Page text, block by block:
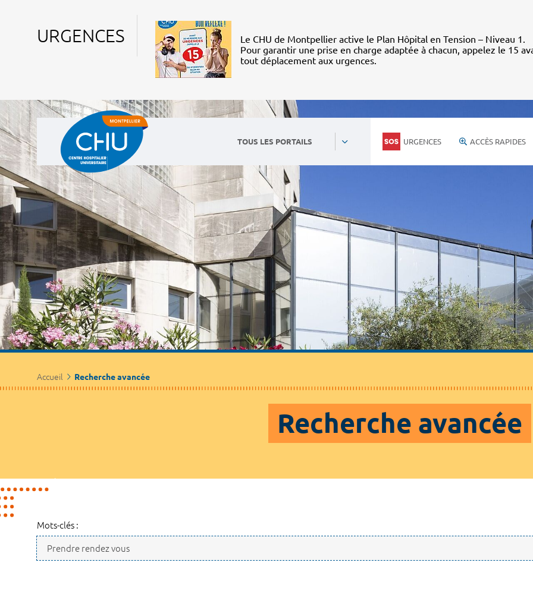
URGENCES
Le CHU de Montpellier active le Plan Hôpital en Tension – Niveau 1.
Pour garantir une prise en charge adaptée à chacun, appelez le 15
tout déplacement aux urgences.
TOUS LES PORTAILS URGENCES ACCÈS RAPIDES
Accueil Recherche avancée
Recherche avancée
Mots-clés :